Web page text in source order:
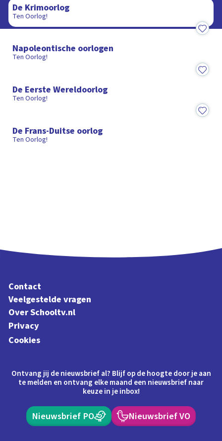
De Krimoorlog
Ten Oorlog!
Napoleontische oorlogen
Ten Oorlog!
15:00
De Eerste Wereldoorlog
Ten Oorlog!
De Frans-Duitse oorlog
Ten Oorlog!
Contact
Veelgestelde vragen
Over Schooltv.nl
Privacy
Cookies
Ontvang jij de nieuwsbrief al? Blijf op de hoogte door je aan
te melden en ontvang elke maand een nieuwsbrief naar
keuze in je inbox!
Nieuwsbrief PO Nieuwsbrief VO